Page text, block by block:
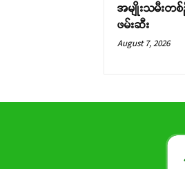
အမျိုးသမီးတ
ဖမ်းဆီး
August 7, 2026